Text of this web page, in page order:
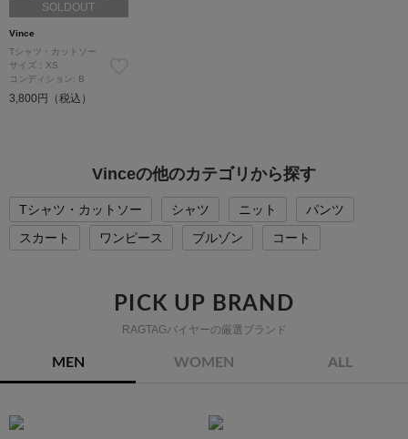
SOLDOUT
Vince
Tシャツ・カットソー
サイズ：XS
コンディション: B
3,800円（税込）
Vinceの他のカテゴリから探す
Tシャツ・カットソー シャツ ニット
パンツ
スカート
ワンピース ブルゾン コート
PICK UP BRAND
RAGTAGバイヤーの厳選ブランド
MEN WOMEN ALL